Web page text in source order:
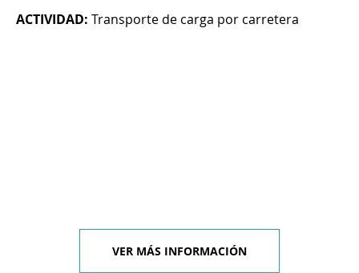
ACTIVIDAD: Transporte de carga por carretera
VER MÁS INFORMACIÓN